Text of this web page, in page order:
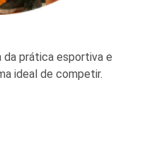
prática esportiva e
ideal de competir.